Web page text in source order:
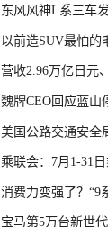
东风风神L系三车
以前造SUV最怕的
营收2.96万亿日元
回来了
魏牌CEO回应蓝山
美国公路交通安全
乘联会：7月1-31
透率64.4%
消费力变强了？“9
主因
宝马第5万台新世